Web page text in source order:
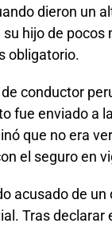
dieron un
hijo de
obligatorio.
conductor
fue enviado a
que no era
el seguro en
acusado de
Tras declarar